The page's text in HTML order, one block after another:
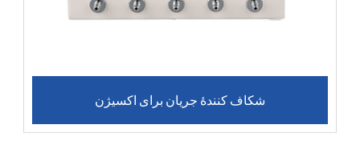
شکاف کنندۀ جریان برای اکسیژن